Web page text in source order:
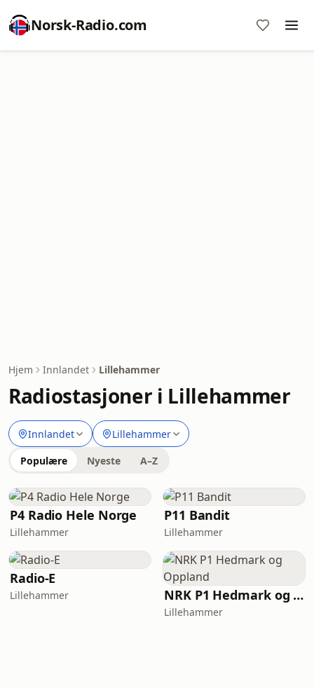
Norsk-Radio.com
Hjem Innlandet Lillehammer
Radiostasjoner i Lillehammer
Innlandet Lillehammer
Populære Nyeste A–Z
P4 Radio Hele Norge
Lillehammer
P11 Bandit
Lillehammer
Radio-E
Lillehammer NRK P1 Hedmark og Oppland
Lillehammer